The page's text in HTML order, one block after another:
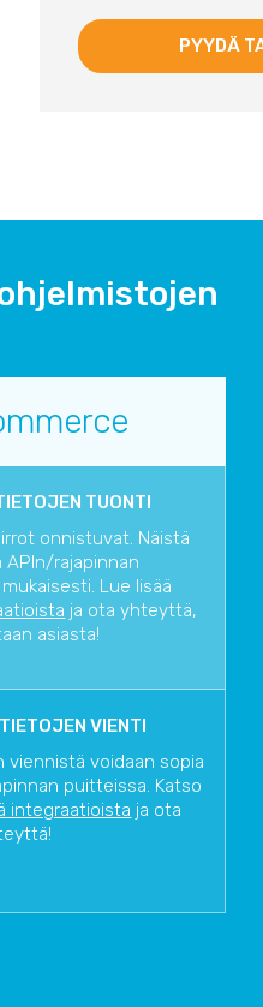
TUONTI
onnistuvat. Näistä
APIn/rajapinnan
Lue lisää
ja ota yhteyttä,
asiasta!
VIENTI
viennistä voidaan sopia
puitteissa. Katso
integraatioista ja ota